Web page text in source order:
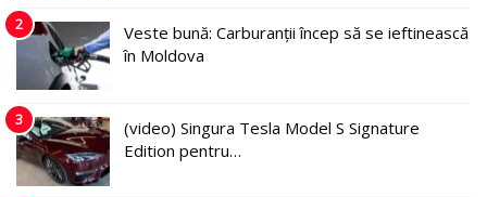
2
Veste bună: Carburanții încep să se ieftinească
în Moldova
3
(video) Singura Tesla Model S Signature
Edition pentru…